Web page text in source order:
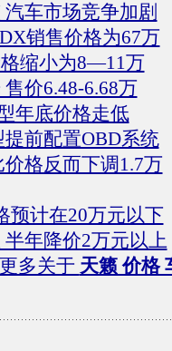
车市场竞争加剧
销售价格为67万
缩小为8—11万
价6.48-6.68万
年底价格走低
前配置OBD系统
格反而下调1.7万
预计在20万元以下
年降价2万元以上
更多关于 天籁 价格